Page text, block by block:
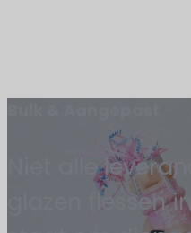
Niet alle
glazen flessen